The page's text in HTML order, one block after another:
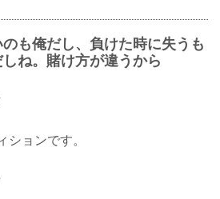
も俺だし、負けた時に失うも
ね。賭け方が違うから
ョンです。